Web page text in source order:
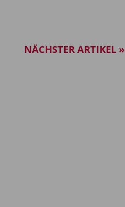
NÄCHSTER ARTIKEL »